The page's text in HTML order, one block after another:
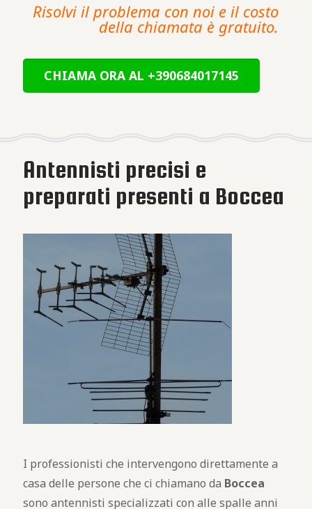
Risolvi il problema con noi e il costo
della chiamata è gratuito.
CHIAMA ORA AL +390684017145
Antennisti precisi e
preparati presenti a Boccea
I professionisti che intervengono direttamente a
casa delle persone che ci chiamano da Boccea
sono antennisti specializzati con alle spalle anni